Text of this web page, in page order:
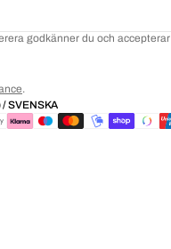
godkänner du och
.
SVERIGE (SEK KR) / SVENSKA